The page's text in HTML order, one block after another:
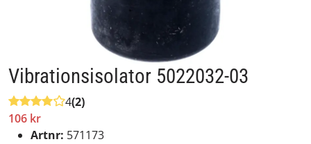
Vibrationsisolator 5022032-03
4(2)
106 kr
Artnr: 571173